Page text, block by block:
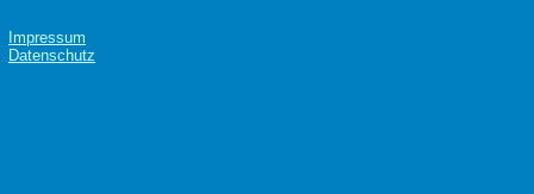
Impressum
Datenschutz